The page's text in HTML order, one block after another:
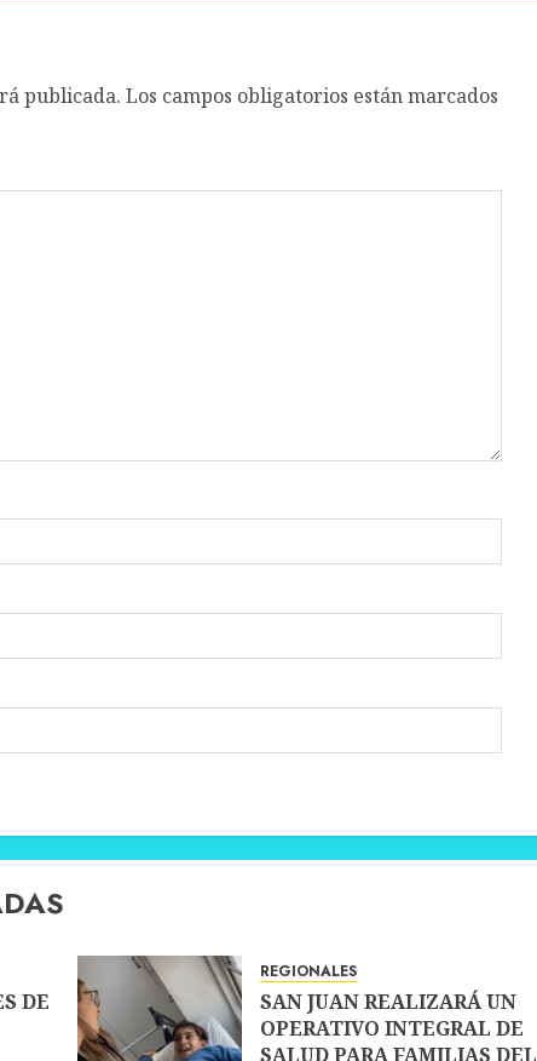
publicada. Los campos obligatorios están marcados
DE
REGIONALES
SAN JUAN REALIZARÁ UN
OPERATIVO INTEGRAL DE
SALUD PARA FAMILIAS DEL